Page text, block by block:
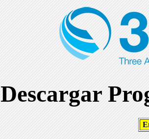
Descargar